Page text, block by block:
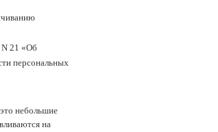
N 21 «Об
персональных
небольшие
на